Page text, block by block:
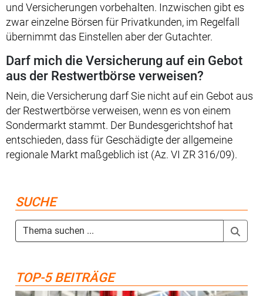
und Versicherungen vorbehalten. Inzwischen gibt es
zwar einzelne Börsen für Privatkunden, im Regelfall
übernimmt das Einstellen aber der Gutachter.
Darf mich die Versicherung auf ein Gebot
aus der Restwertbörse verweisen?
Nein, die Versicherung darf Sie nicht auf ein Gebot aus
der Restwertbörse verweisen, wenn es von einem
Sondermarkt stammt. Der Bundesgerichtshof hat
entschieden, dass für Geschädigte der allgemeine
regionale Markt maßgeblich ist (Az. VI ZR 316/09).
SUCHE
TOP-5 BEITRÄGE